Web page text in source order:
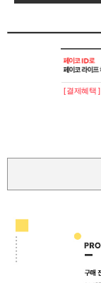
[ 결제혜택 ]